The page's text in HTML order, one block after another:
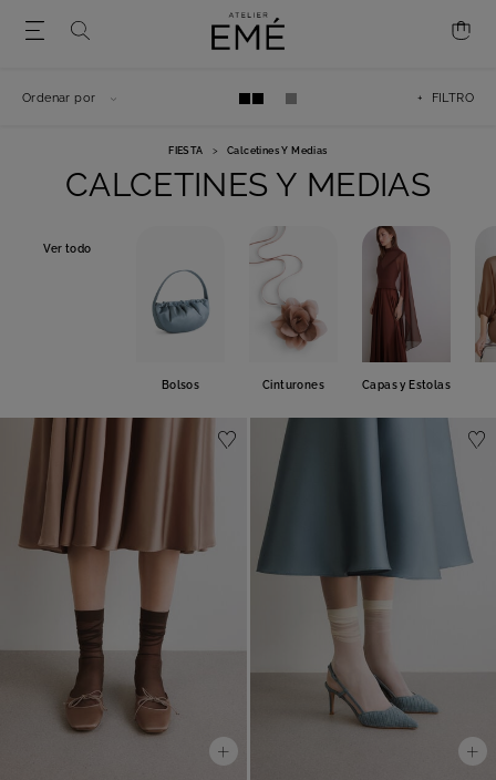
FIESTA > Calcetines Y Medias
CALCETINES Y MEDIAS
Ver todo
Bolsos Cinturones Capas y Estolas
+ FILTRO
Ordenar por